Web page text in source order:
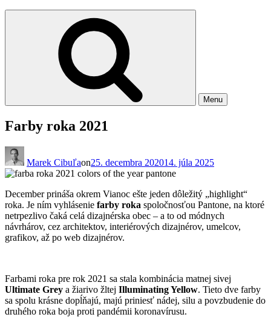
Menu
Farby roka 2021
Marek Cibuľaon25. decembra 202014. júla 2025
December prináša okrem Vianoc ešte jeden dôležitý „highlight“
roka. Je ním vyhlásenie farby roka spoločnosťou Pantone, na ktoré
netrpezlivo čaká celá dizajnérska obec – a to od módnych
návrhárov, cez architektov, interiérových dizajnérov, umelcov,
grafikov, až po web dizajnérov.
Farbami roka pre rok 2021 sa stala kombinácia matnej sivej
Ultimate Grey a žiarivo žltej Illuminating Yellow. Tieto dve farby
sa spolu krásne dopĺňajú, majú priniesť nádej, silu a povzbudenie do
druhého roka boja proti pandémii koronavírusu.